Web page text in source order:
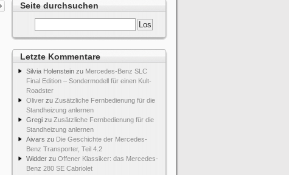
Seite durchsuchen
Letzte Kommentare
Silvia Holenstein zu Mercedes-Benz SLC
Final Edition – Sondermodell für einen Kult-
Roadster
Oliver zu Zusätzliche Fernbedienung für die
Standheizung anlernen
Gregi zu Zusätzliche Fernbedienung für die
Standheizung anlernen
Aivars zu Die Geschichte der Mercedes-
Benz Transporter, Teil 4.2
Widder zu Offener Klassiker: das Mercedes-
Benz 280 SE Cabriolet